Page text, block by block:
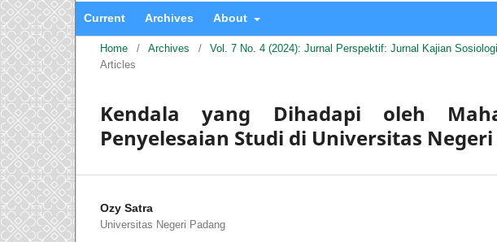
Current Archives About
Home / Archives / Vol. 7 No. 4 (2024): Jurnal Perspektif: Jurnal Kajian
Articles
Kendala yang Dihadapi oleh
Penyelesaian Studi di Universitas
Ozy Satra
Universitas Negeri Padang